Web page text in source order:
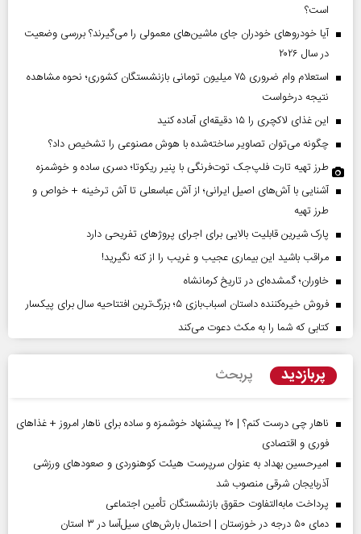
است؟
آیا خودروهای خودران جای ماشین‌های معمولی را می‌گیرند؟ بررسی وضعیت
در سال ۲۰۲۶
استعلام وام ضروری ۷۵ میلیون تومانی بازنشستگان کشوری؛ نحوه مشاهده
نتیجه درخواست
این غذای لاکچری را ۱۵ دقیقه‌ای آماده کنید
چگونه می‌توان تصاویر ساخته‌شده با هوش مصنوعی را تشخیص داد؟
طرز تهیه تارت فلپ‌جک توت‌فرنگی با پنیر ریکوتا؛ دسری ساده و خوشمزه
آشنایی با آش‌های اصیل ایرانی؛ از آش عباسعلی تا آش ترخینه + خواص و
طرز تهیه
پارک شیرین قابلیت‌ بالایی برای اجرای پروژهای تفریحی دارد
مراقب باشید این بیماری عجیب و غریب را از کنه نگیرید!
خاوران؛ گمشده‌ای در تاریخ کرمانشاه
فروش خیره‌کننده داستان اسباب‌بازی ۵؛ بزرگ‌ترین افتتاحیه سال برای پیکسار
کتابی که شما را به مکث دعوت می‌کند
پربازدید پربحث
ناهار چی درست کنم؟ | ۲۰ پیشنهاد خوشمزه و ساده برای ناهار امروز + غذاهای
فوری و اقتصادی
امیرحسین بهداد به عنوان سرپرست هیئت کوهنوردی و صعودهای ورزشی
آذربایجان شرقی منصوب شد
پرداخت مابه‌التفاوت حقوق بازنشستگان تأمین اجتماعی
دمای ۵۰ درجه در خوزستان | احتمال بارش‌های سیل‌آسا در ۳ استان